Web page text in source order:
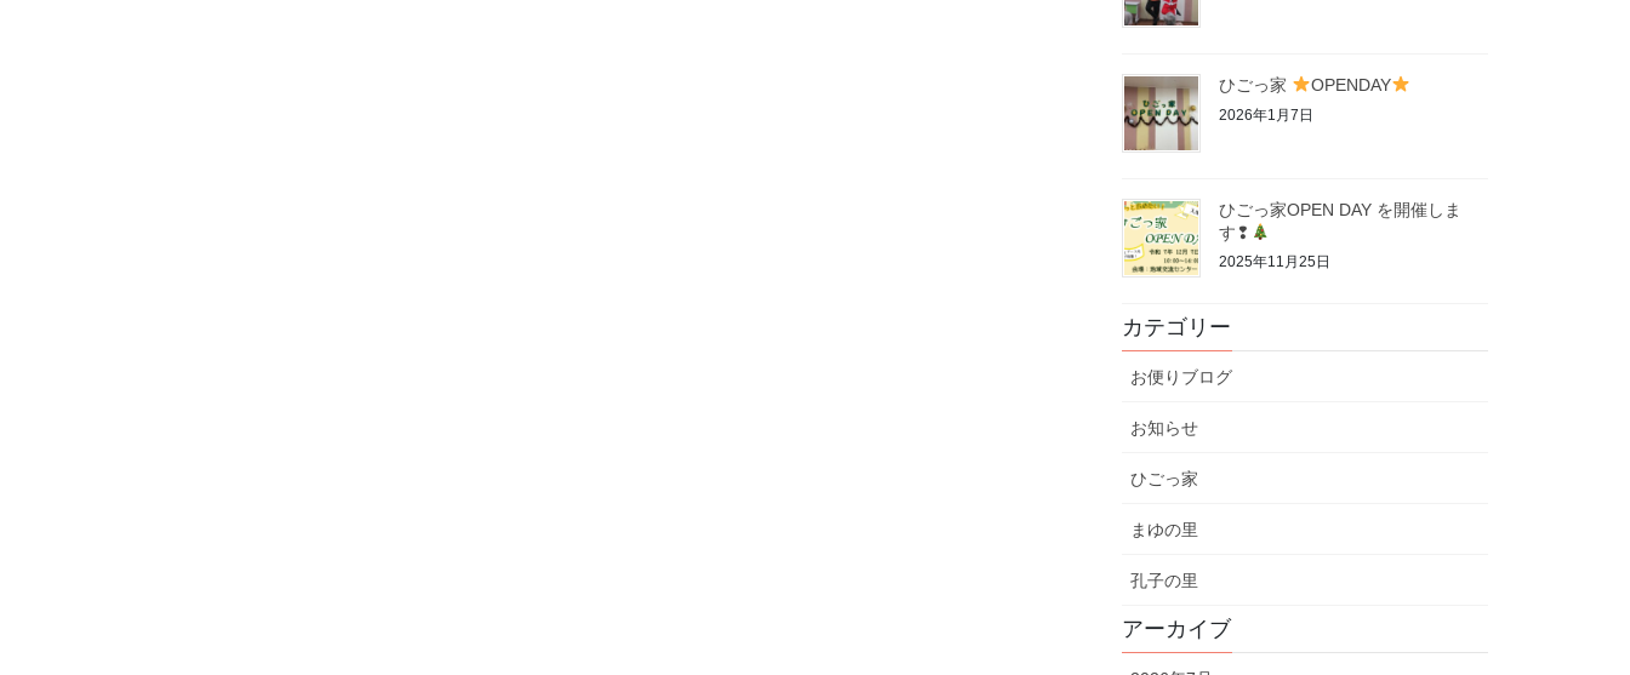
ひごっ家 OPENDAY
2026年1月7日
ひごっ家OPEN DAY を開催しま
す❢
2025年11月25日
カテゴリー
お便りブログ
お知らせ
ひごっ家
まゆの里
孔子の里
アーカイブ